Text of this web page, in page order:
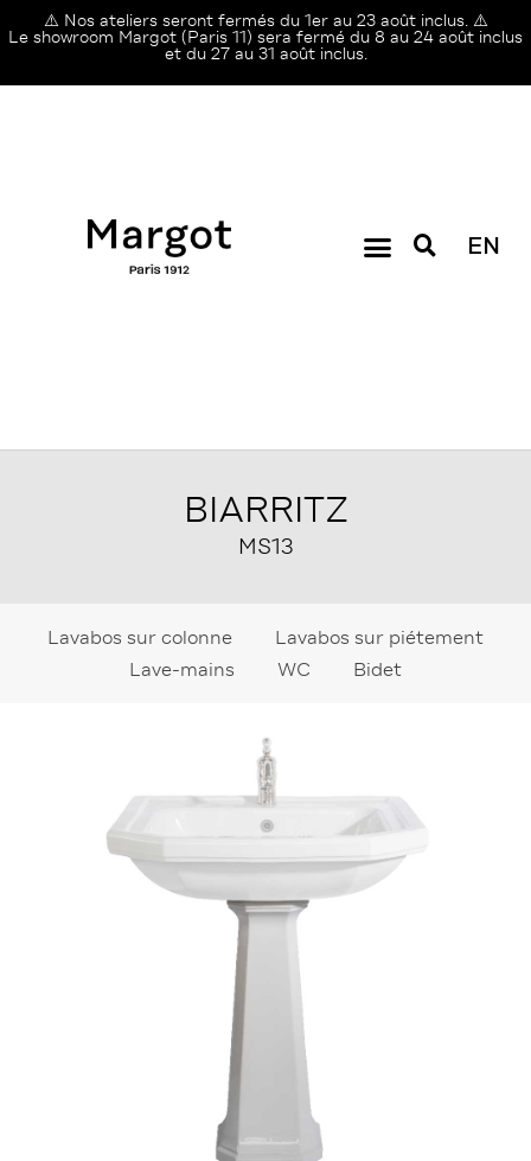
⚠️ Nos ateliers seront fermés du 1er au 23 août inclus. ⚠️
Le showroom Margot (Paris 11) sera fermé du 8 au 24 août inclus
et du 27 au 31 août inclus.
EN
BIARRITZ
MS13
Lavabos sur colonne
Lavabos sur piétement
Lave-mains
WC Bidet